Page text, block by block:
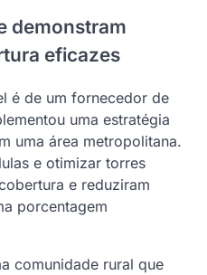
demonstram
eficazes
é de um fornecedor de
uma estratégia
uma área metropolitana.
e otimizar torres
e reduziram
porcentagem
comunidade rural que